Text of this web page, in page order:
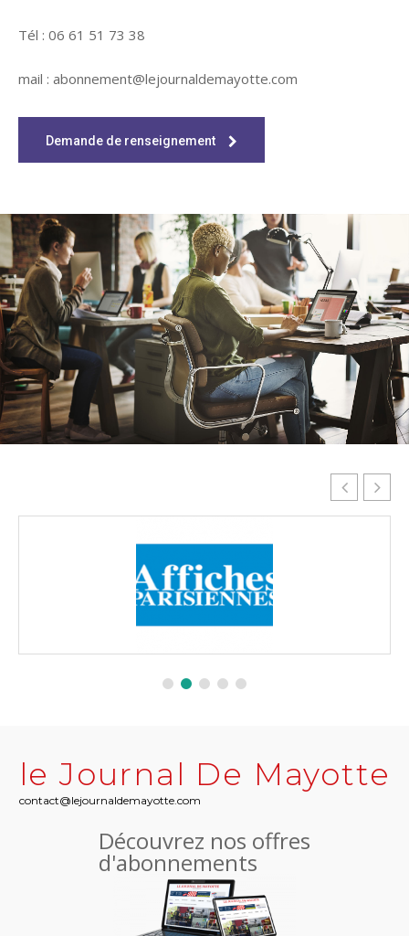
Tél : 06 61 51 73 38
mail : abonnement@lejournaldemayotte.com
Demande de renseignement
le Journal De Mayotte
contact@lejournaldemayotte.com
Découvrez nos offres
d'abonnements